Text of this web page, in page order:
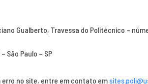
Gualberto, Travessa do Politécnico –
São Paulo – SP
erro no site, entre em contato em